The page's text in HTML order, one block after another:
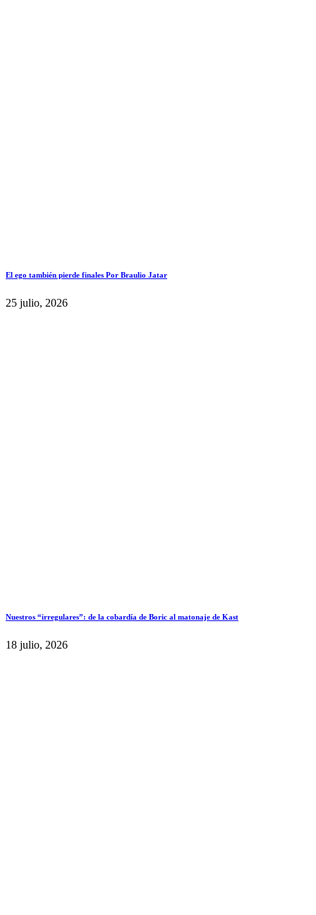
El ego también pierde finales Por Braulio Jatar
25 julio, 2026
Nuestros “irregulares”: de la cobardía de Boric al matonaje de Kast
18 julio, 2026